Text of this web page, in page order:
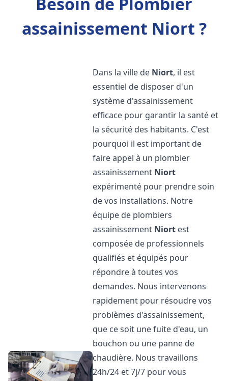
assainissement Niort ?
Dans la ville de Niort, il est
essentiel de disposer d'un
système d'assainissement
efficace pour garantir la santé et
la sécurité des habitants. C'est
pourquoi il est important de
faire appel à un plombier
assainissement Niort
expérimenté pour prendre soin
de vos installations. Notre
équipe de plombiers
assainissement Niort est
composée de professionnels
qualifiés et équipés pour
répondre à toutes vos
demandes. Nous intervenons
rapidement pour résoudre vos
problèmes d'assainissement,
que ce soit une fuite d'eau, un
bouchon ou une panne de
chaudière. Nous travaillons
24h/24 et 7j/7 pour vous